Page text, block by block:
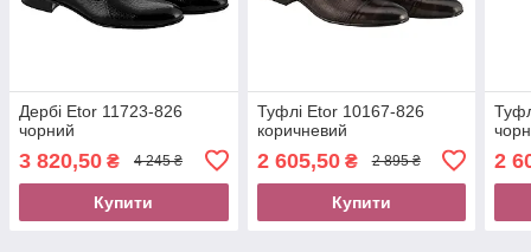
Дербі Etor 11723-826
чорний
3 820,50 ₴ 4 245 ₴
Купити
Туфлі Etor 10167-826
коричневий
2 605,50₴ 2 895 ₴
Купити
2